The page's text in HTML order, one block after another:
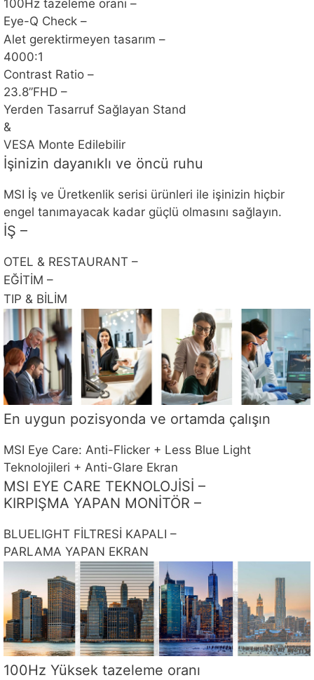
100Hz tazeleme oranı –
Eye-Q Check –
Alet gerektirmeyen tasarım –
4000:1
Contrast Ratio –
23.8”FHD –
Yerden Tasarruf Sağlayan Stand
&
VESA Monte Edilebilir
İşinizin dayanıklı ve öncü ruhu
MSI İş ve Üretkenlik serisi ürünleri ile işinizin hiçbir
engel tanımayacak kadar güçlü olmasını sağlayın.
İŞ –
OTEL & RESTAURANT –
EĞİTİM –
TIP & BİLİM
En uygun pozisyonda ve ortamda çalışın
MSI Eye Care: Anti-Flicker + Less Blue Light
Teknolojileri + Anti-Glare Ekran
MSI EYE CARE TEKNOLOJİSİ –
KIRPIŞMA YAPAN MONİTÖR –
BLUELIGHT FİLTRESİ KAPALI –
PARLAMA YAPAN EKRAN
100Hz Yüksek tazeleme oranı